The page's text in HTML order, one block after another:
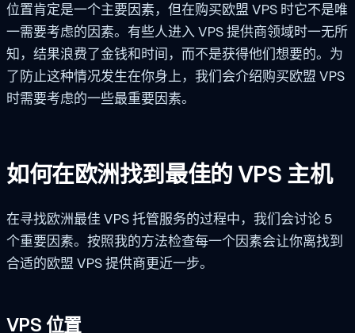
位置肯定是一个主要因素，但在购买欧盟 VPS 时它不是唯
一需要考虑的因素。有些人进入 VPS 提供商领域时一无所
知，结果浪费了金钱和时间，而不是获得他们想要的。为
了防止这种情况发生在你身上，我们会介绍购买欧盟 VPS
时需要考虑的一些最重要因素。
如何在欧洲找到最佳的 VPS 主机
在寻找欧洲最佳 VPS 托管服务的过程中，我们会讨论 5
个重要因素。按照我的方法检查每一个因素会让你离找到
合适的欧盟 VPS 提供商更近一步。
VPS 位置